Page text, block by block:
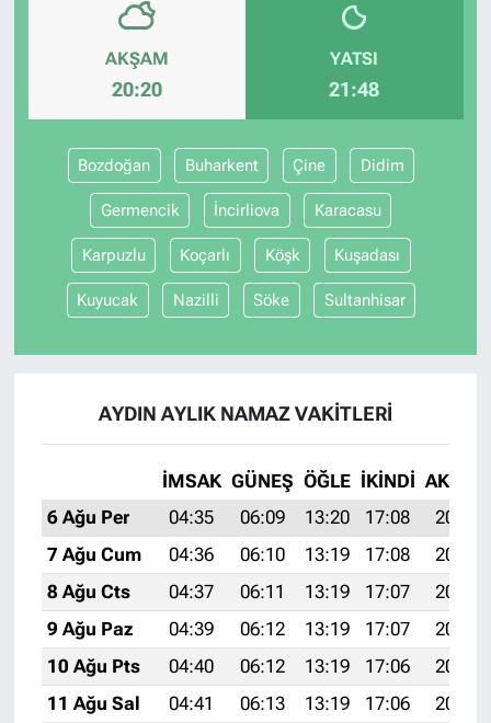
AKŞAM
20:20
YATSI
21:48
Bozdoğan Buharkent Çine Didim
Germencik İncirliova Karacasu
Karpuzlu Koçarlı Köşk Kuşadası
Kuyucak Nazilli Söke Sultanhisar
AYDIN AYLIK NAMAZ VAKITLERI
İMSAK GÜNEŞ ÖĞLE İKINDI AKŞAM
6 Ağu Per
04:35 06:09 13:20 17:08
20:20
7 Ağu Cum
04:36 06:10 13:19 17:08
20:19
8 Ağu Cts
04:37 06:11 13:19 17:07
20:18
9 Ağu Paz
04:39 06:12 13:19 17:07
20:17
10 Ağu Pts
04:40 06:12 13:19 17:06
20:16
11 Ağu Sal
04:41 06:13 13:19 17:06
20:15